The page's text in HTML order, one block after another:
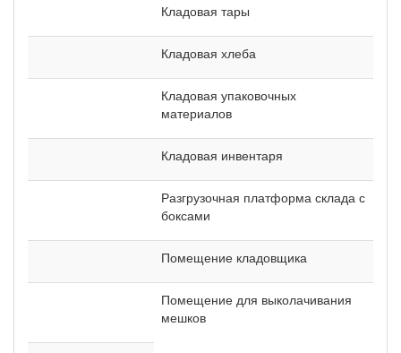
Кладовая тары
Кладовая хлеба
Кладовая упаковочных
материалов
Кладовая инвентаря
Разгрузочная платформа склада с
боксами
Помещение кладовщика
Помещение для выколачивания
мешков